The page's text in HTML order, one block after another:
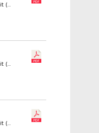
Commission Football à Effectif Réduit (U7/U9 - U11)
Commission Football à Effectif Réduit (U7/U9 - U11)
Commission Football à Effectif Réduit (U7/U9 - U11)